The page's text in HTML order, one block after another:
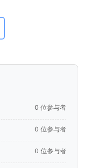
0 位参与者
0 位参与者
0 位参与者